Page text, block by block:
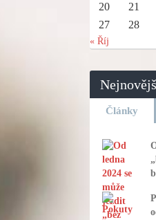
20
21
27
28
« Říj
Články